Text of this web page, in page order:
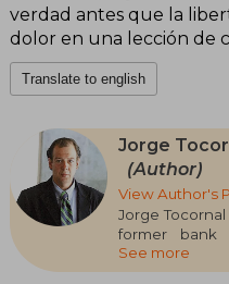
verdad antes que la
dolor en una lección de
Translate to english
Jorge
(Author)
View Author's
Jorge
former bank
sentenced to
sexual
See more